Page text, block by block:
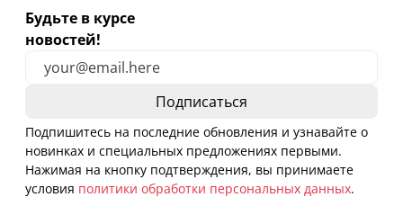
Будьте в курсе
новостей!
Подпишитесь на последние обновления и узнавайте о
новинках и специальных предложениях первыми.
Нажимая на кнопку подтверждения, вы принимаете
условия политики обработки персональных данных.